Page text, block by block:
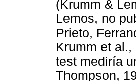
(Krumm &
Lemos, no
Prieto,
Krumm et
test mediría
Thompson,